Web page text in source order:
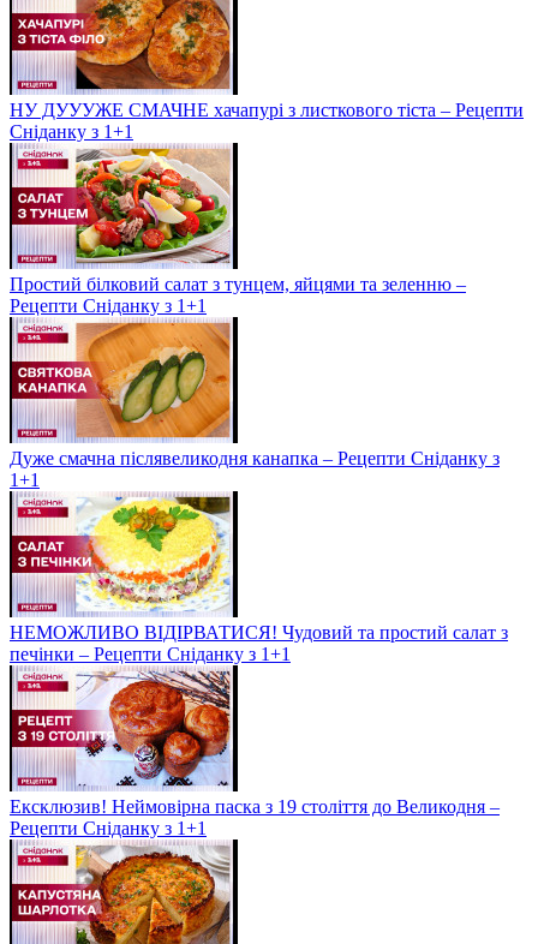
НУ ДУУУЖЕ СМАЧНЕ хачапурі з листкового тіста – Рецепти
Сніданку з 1+1
Простий білковий салат з тунцем, яйцями та зеленню –
Рецепти Сніданку з 1+1
Дуже смачна післявеликодня канапка – Рецепти Сніданку з
1+1
НЕМОЖЛИВО ВІДІРВАТИСЯ! Чудовий та простий салат з
печінки – Рецепти Сніданку з 1+1
Ексклюзив! Неймовірна паска з 19 століття до Великодня –
Рецепти Сніданку з 1+1